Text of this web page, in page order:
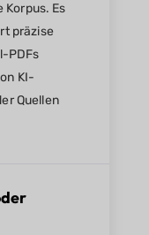
Es
präzise
PDFs
KI-
Quellen